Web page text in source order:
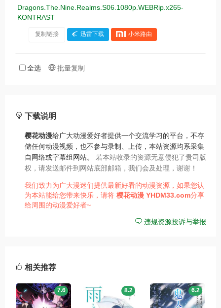
Dragons.The.Nine.Realms.S06.1080p.WEBRip.x265-
KONTRAST
复制链接 迅雷下载 小米路由
全选 批量复制
下载说明
樱花动漫给广大动漫爱好者提供一个交流学习的平台，不存
储任何动漫视频，也不参与录制、上传，本站资源均系采集
自网络或字幕组网站。 若本站收录的资源无意侵犯了贵司版
权，请发送邮件到网站底部邮箱，我们会及处理，谢谢！
我们致力为广大漫迷们提供最新好看的动漫资源，如果您认
为本站能给您带来快乐，请将 樱花动漫 YHDM33.com分享
给周围的动漫爱好者~
违规资源投诉与举报
相关推荐
7.6 8.2 6.2